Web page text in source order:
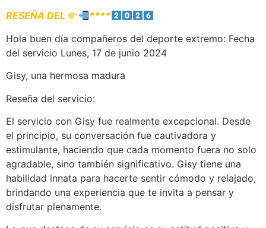
RESEÑA DEL
****
Hola buen día compañeros del deporte extremo: Fecha
del servicio Lunes, 17 de junio 2024
Gisy, una hermosa madura
Reseña del servicio:
El servicio con Gisy fue realmente excepcional. Desde
el principio, su conversación fue cautivadora y
estimulante, haciendo que cada momento fuera no solo
agradable, sino también significativo. Gisy tiene una
habilidad innata para hacerte sentir cómodo y relajado,
brindando una experiencia que te invita a pensar y
disfrutar plenamente.